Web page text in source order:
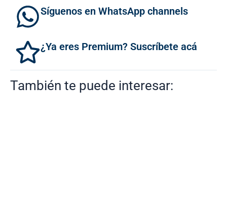
Síguenos en WhatsApp channels
¿Ya eres Premium? Suscríbete acá
También te puede interesar: